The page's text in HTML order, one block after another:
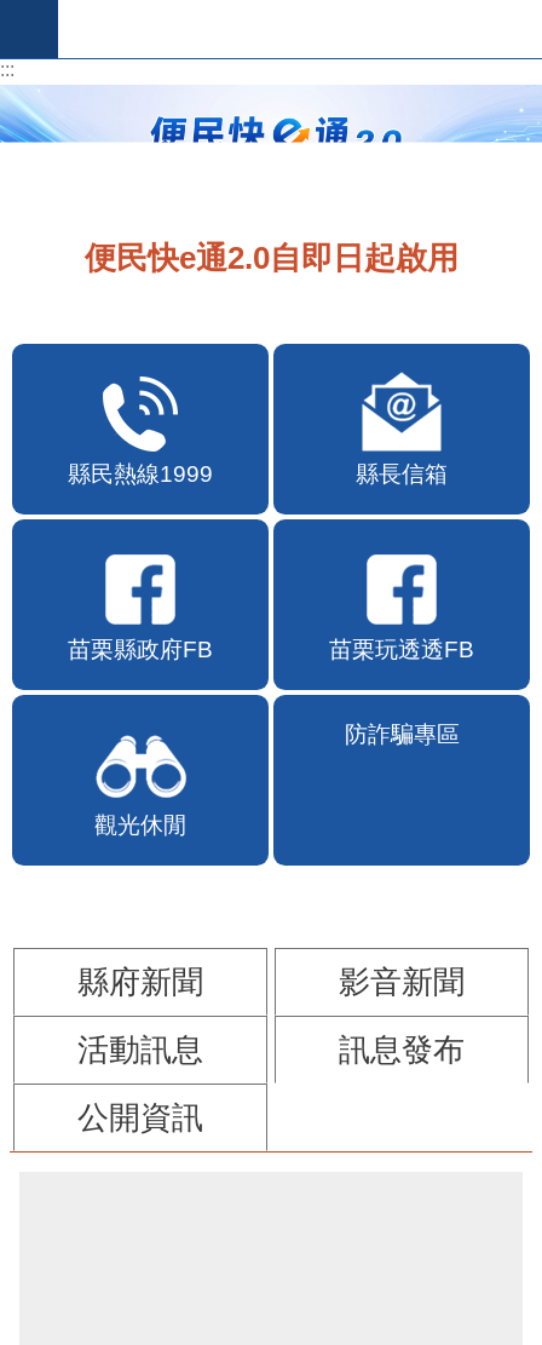
:::
:::
便民快e通2.0自即日起啟用
縣民熱線1999 縣長信箱
苗栗縣政府FB 苗栗玩透透FB
觀光休閒
縣府新聞
影音新聞
活動訊息
訊息發布
公開資訊